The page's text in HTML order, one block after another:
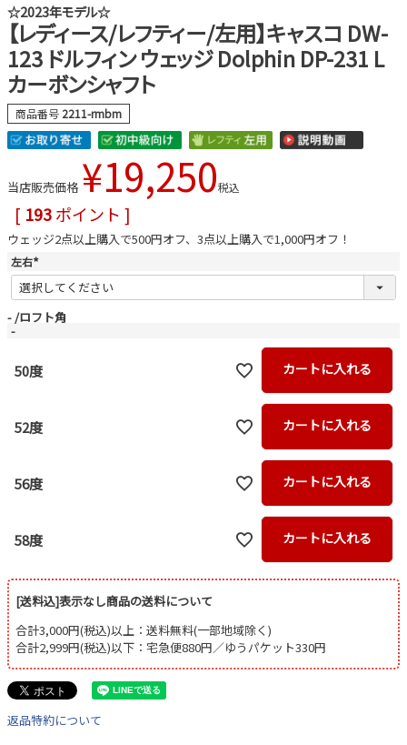
☆2023年モデル☆
【レディース/レフティー/左用】キャスコ DW-
123 ドルフィン ウェッジ Dolphin DP-231 L
カーボンシャフト
商品番号 2211-rmbm
当店販売価格 ¥19,250税込
[ 193ポイント ]
ウェッジ2点以上購入で500円オフ、3点以上購入で1,000円オフ！
左右
(
必
須
- ロフト角
-
50度 カートに入れる
52度 カートに入れる
56度 カートに入れる
58度 カートに入れる
[送料込]表示なし商品の送料について
合計3,000円(税込)以上：送料無料(一部地域除く)
合計2,999円(税込)以下：宅急便880円／ゆうパケット330円
返品特約について